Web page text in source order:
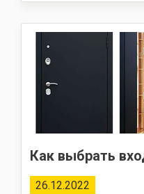
Как выбрать
26.12.2022